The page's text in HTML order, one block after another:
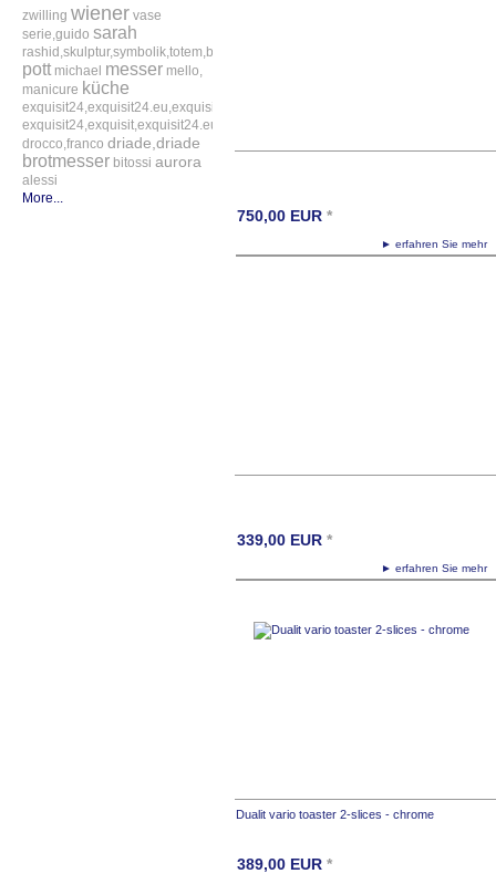
zwilling wiener vase
serie,guido sarah
rashid,skulptur,symbolik,totem,bitossi
pott michael messer mello,
manicure küche
exquisit24,exquisit24.eu,exquisit24.de,driade,odette,tafelaufsatz,schale,silber
drocco,franco driade,driade
brotmesser bitossi aurora
alessi
More...
► erfahren Sie
750,00 EUR *
► erfahren Sie
339,00 EUR *
Dualit vario toaster 2-slices - chrome
389,00 EUR *